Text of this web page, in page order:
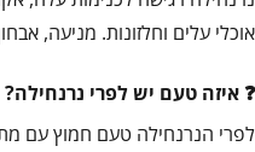
אוכלי עלים וחלזונות. מניעה,
איזה טעם יש לפרי נרנחילה?
לפרי הנרנחילה טעם חמוץ עם